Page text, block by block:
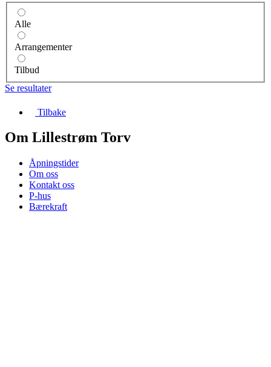
Alle
Arrangementer
Tilbud
Se resultater
Tilbake
Om Lillestrøm Torv
Åpningstider
Om oss
Kontakt oss
P-hus
Bærekraft